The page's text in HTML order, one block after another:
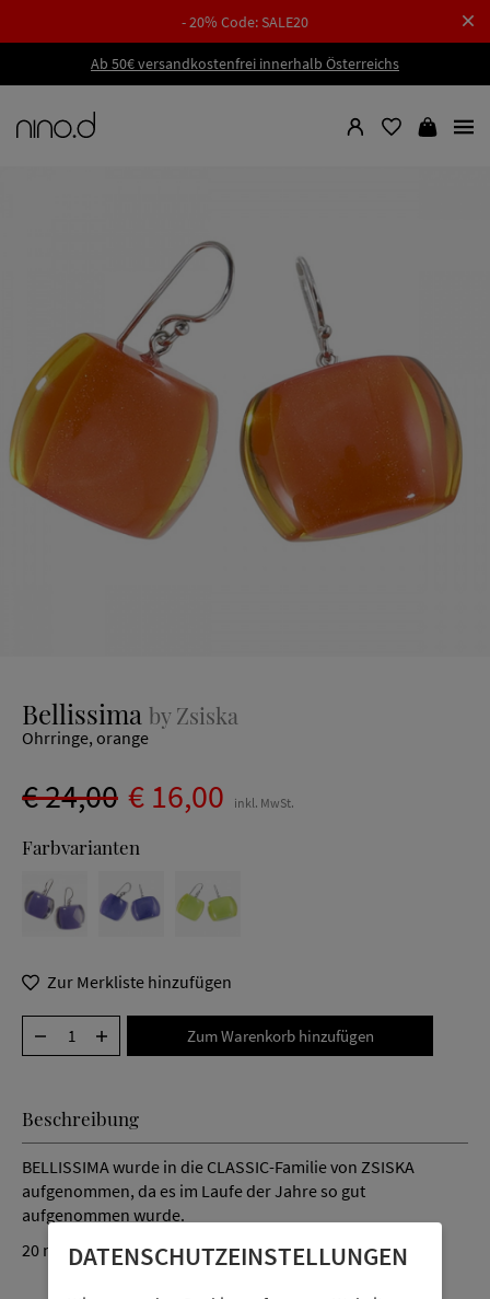
- 20% Code: SALE20
Ab 50€ versandkostenfrei innerhalb Österreichs
Bellissima by Zsiska
Ohrringe, orange
€ 24,00 € 16,00 inkl. MwSt.
Farbvarianten
Zur Merkliste hinzufügen
Beschreibung
BELLISSIMA wurde in die CLASSIC-Familie von ZSISKA
aufgenommen, da es im Laufe der Jahre so gut
aufgenommen wurde.
20 mm Ohrringe aus Kunstharz versilbert und nickelfrei.
DATENSCHUTZ­EINSTELLUNGEN